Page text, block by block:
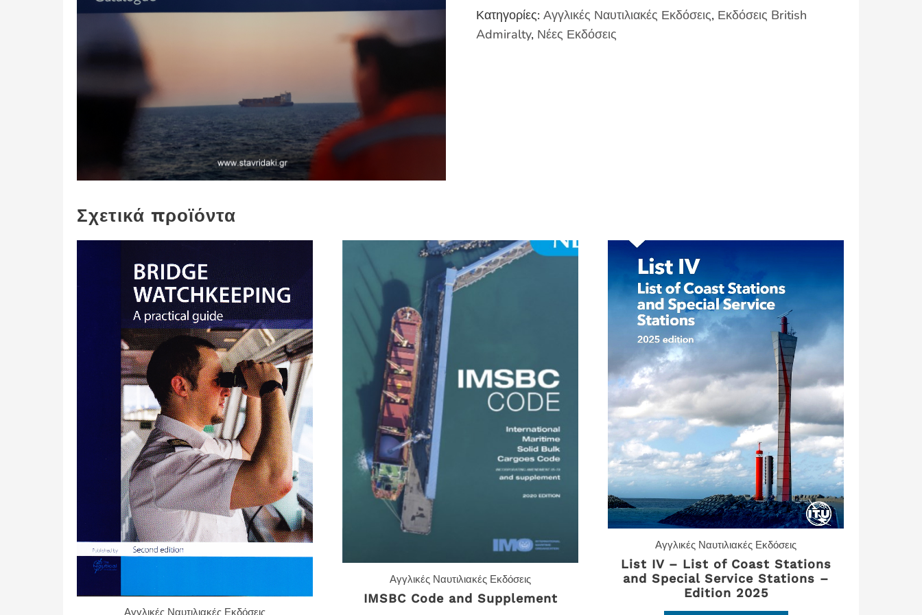
Κατηγορίες:Αγγλικές Ναυτιλιακές Εκδόσεις, Εκδόσεις British
Admiralty, Νέες Εκδόσεις
Σχετικά προϊόντα
Αγγλικές Ναυτιλιακές Εκδόσεις
Αγγλικές Ναυτιλιακές Εκδόσεις
IMSBC Code and Supplement
Αγγλικές Ναυτιλιακές Εκδόσεις
List IV – List of Coast Stations
and Special Service Stations –
Edition 2025